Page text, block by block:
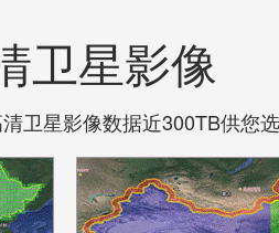
卫星影像
卫星影像数据近300TB供您